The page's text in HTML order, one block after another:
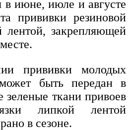
в июне, июле и августе
прививки резиновой
лентой, закрепляющей
прививки молодых
быть передан в
зеленые ткани привоев
липкой лентой
в сезоне.